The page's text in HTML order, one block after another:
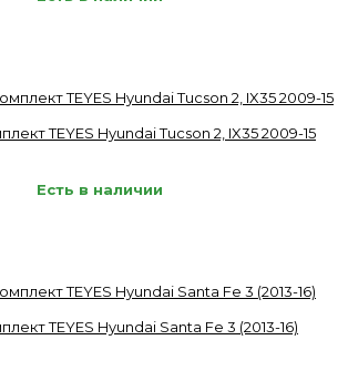
TEYES Hyundai Tucson 2, IX35 2009-15
Есть в наличии
TEYES Hyundai Santa Fe 3 (2013-16)